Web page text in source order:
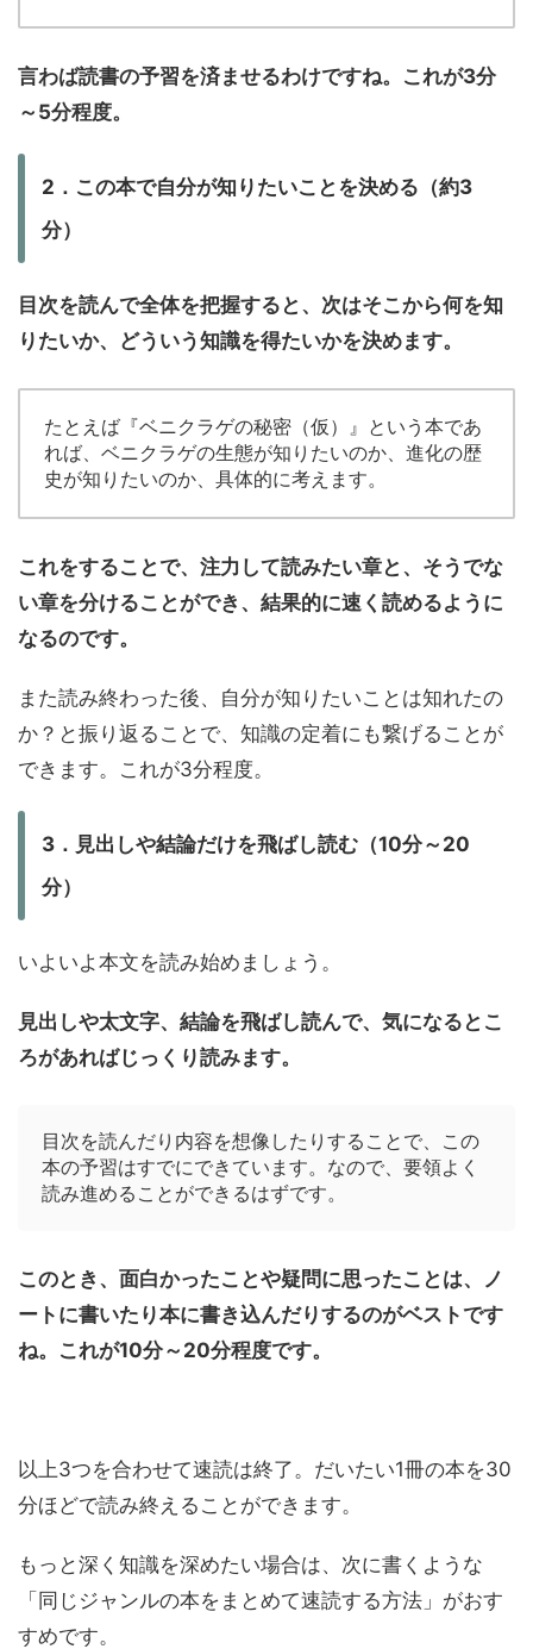
言わば読書の予習を済ませるわけですね。これが3分
～5分程度。
2．この本で自分が知りたいことを決める（約3
分）
目次を読んで全体を把握すると、次はそこから何を知
りたいか、どういう知識を得たいかを決めます。
たとえば『ベニクラゲの秘密（仮）』という本であ
れば、ベニクラゲの生態が知りたいのか、進化の歴
史が知りたいのか、具体的に考えます。
これをすることで、注力して読みたい章と、そうでな
い章を分けることができ、結果的に速く読めるように
なるのです。
また読み終わった後、自分が知りたいことは知れたの
か？と振り返ることで、知識の定着にも繋げることが
できます。これが3分程度。
3．見出しや結論だけを飛ばし読む（10分～20
分）
いよいよ本文を読み始めましょう。
見出しや太文字、結論を飛ばし読んで、気になるとこ
ろがあればじっくり読みます。
目次を読んだり内容を想像したりすることで、この
本の予習はすでにできています。なので、要領よく
読み進めることができるはずです。
このとき、面白かったことや疑問に思ったことは、ノ
ートに書いたり本に書き込んだりするのがベストです
ね。これが10分～20分程度です。
以上3つを合わせて速読は終了。だいたい1冊の本を30
分ほどで読み終えることができます。
もっと深く知識を深めたい場合は、次に書くような
「同じジャンルの本をまとめて速読する方法」がおす
すめです。